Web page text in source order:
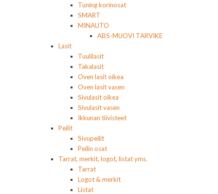
Tuning korinosat
SMART
MINAUTO
ABS-MUOVI TARVIKE
Lasit
Tuulilasit
Takalasit
Oven lasit oikea
Oven lasit vasen
Sivulasit oikea
Sivulasit vasen
Ikkunan tiivisteet
Peilit
Sivupeilit
Peilin osat
Tarrat, merkit, logot, listat yms.
Tarrat
Logot & merkit
Listat